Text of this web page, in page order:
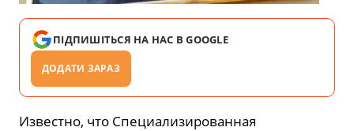
ПІДПИШІТЬСЯ НА НАС В GOOGLE
ДОДАТИ ЗАРАЗ
Известно, что Специализированная